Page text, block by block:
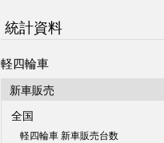
統計資料
軽四輪車
新車販売
全国
軽四輪車 新車販売台数